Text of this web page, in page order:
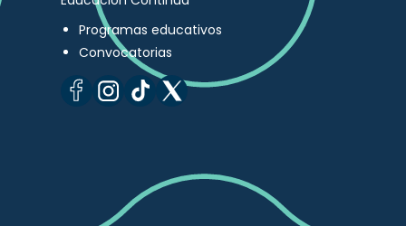
Programas educativos
Convocatorias